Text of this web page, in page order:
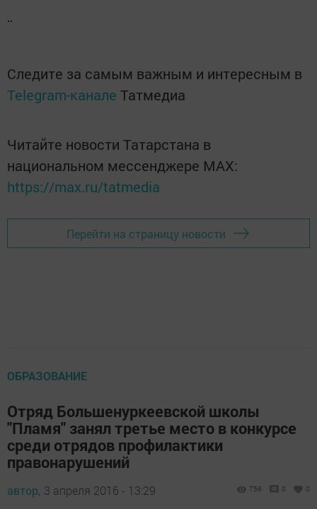
Следите за самым важным и интересным в
Telegram-канале Татмедиа
Читайте новости Татарстана в
национальном мессенджере MАХ:
https://max.ru/tatmedia
Перейти на страницу новости
ОБРАЗОВАНИЕ
Отряд Большенуркеевской школы
"Пламя" занял третье место в конкурсе
среди отрядов профилактики
правонарушений
автор, 3 апреля 2016 - 13:29 756 0 0